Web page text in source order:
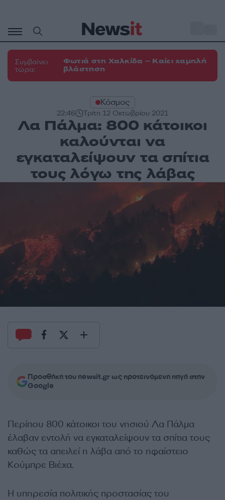
περιεχόμενο
Συμβαίνει
τώρα:
Φωτιά στη Χαλκίδα – Καίει χαμηλή
βλάστηση
Κόσμος
22:46 Τρίτη 12 Οκτωβρίου 2021
Λα Πάλμα: 800 κάτοικοι
καλούνται να
εγκαταλείψουν τα σπίτια
τους λόγω της λάβας
Προσθήκη του newsit.gr ως προτεινόμενη πηγή στην
Google
Περίπου 800 κάτοικοι του νησιού Λα Πάλμα
έλαβαν εντολή να εγκαταλείψουν τα σπίτια τους
καθώς τα απειλεί η λάβα από το ηφαίστειο
Κούμπρε Βιέχα.
Η υπηρεσία πολιτικής προστασίας του